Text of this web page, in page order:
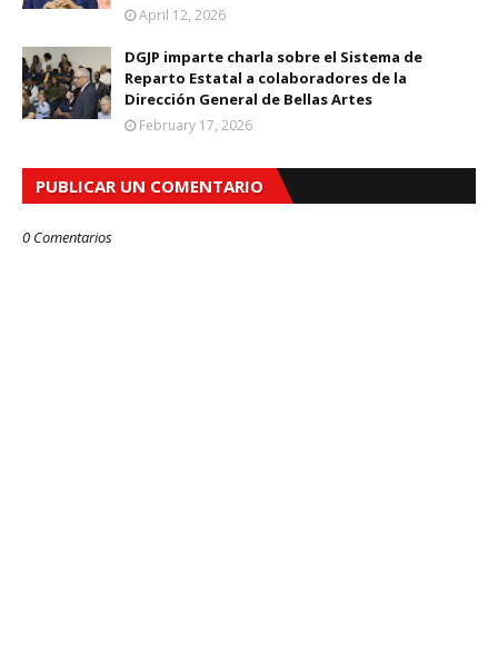
April 12, 2026
DGJP imparte charla sobre el Sistema de
Reparto Estatal a colaboradores de la
Dirección General de Bellas Artes
February 17, 2026
PUBLICAR UN COMENTARIO
0 Comentarios